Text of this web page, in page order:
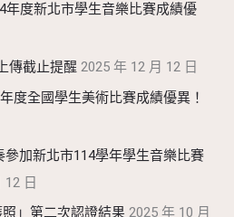
年度新北市學生音樂比賽成績優
傳截止提醒 2025 年 12 月 12 日
度全國學生美術比賽成績優異！
加新北市114學年學生音樂比賽
12 日
」第二次認證結果 2025 年 10 月